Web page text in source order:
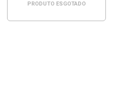
PRODUTO ESGOTADO